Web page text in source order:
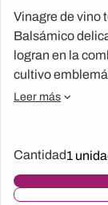
Vinagre de vino
Balsámico
logran en la
cultivo
Leer más
Cantidad